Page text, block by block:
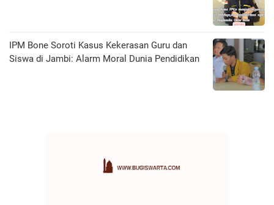
IPM Bone Soroti Kasus Kekerasan Guru dan
Siswa di Jambi: Alarm Moral Dunia Pendidikan